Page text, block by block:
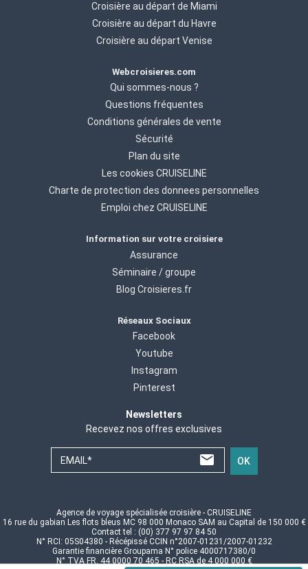
Croisière au départ de Miami
Croisière au départ du Havre
Croisière au départ Venise
Webcroisieres.com
Qui sommes-nous ?
Questions fréquentes
Conditions générales de vente
Sécurité
Plan du site
Les cookies CRUISELINE
Charte de protection des donnees personnelles
Emploi chez CRUISELINE
Information sur votre croisiere
Assurance
Séminaire / groupe
Blog Croisieres.fr
Réseaux Sociaux
Facebook
Youtube
Instagram
Pinterest
Newsletters
Recevez nos offres exclusives
EMAIL* OK
Agence de voyage spécialisée croisière - CRUISELINE
16 rue du gabian Les flots bleus MC 98 000 Monaco SAM au Capital de 150 000 €
Contact tel : (00) 377 97 97 84 50
N° RCI: 05S04380 - Récépissé CCIN n°2007-01231/2007-01232
Garantie financière Groupama N° police 4000717380/0
N° TVA FR. 44 0000 70 465 - RC RSA de 4 000 000 €